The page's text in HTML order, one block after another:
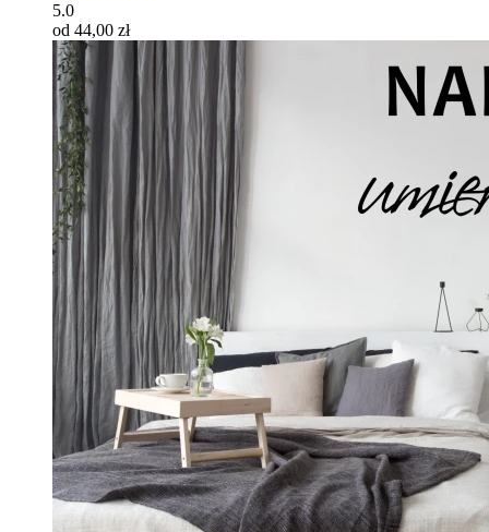
5.0
od 44,00 zł